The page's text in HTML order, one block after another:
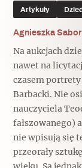
Artykuły
Agnieszka Sabor
Na aukcjach
nawet na
czasem
Barbacki. Nie
nauczyciela
fałszowanego)
nie wpisują się
przeorały